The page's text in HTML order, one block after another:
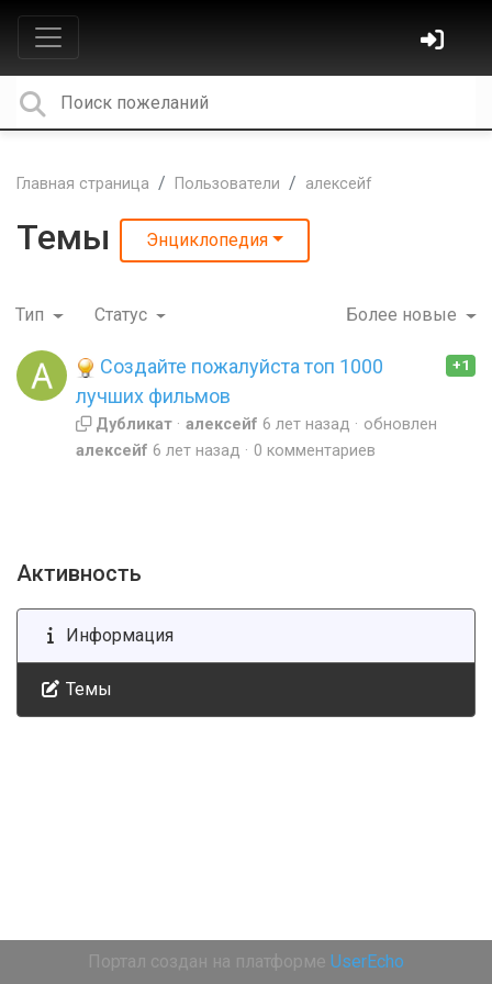
Главная страница Пользователи алексейf
Темы Энциклопедия
Тип Статус Более новые
+1
Создайте пожалуйста топ 1000
лучших фильмов
Дубликат алексейf 6 лет назад
обновлен
алексейf 6 лет назад 0 комментариев
Активность
Информация
Темы
Портал создан на платформе UserEcho